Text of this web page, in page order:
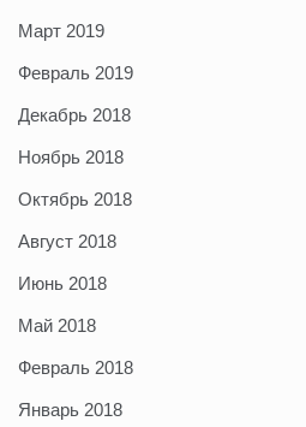
Март 2019
Февраль 2019
Декабрь 2018
Ноябрь 2018
Октябрь 2018
Август 2018
Июнь 2018
Май 2018
Февраль 2018
Январь 2018